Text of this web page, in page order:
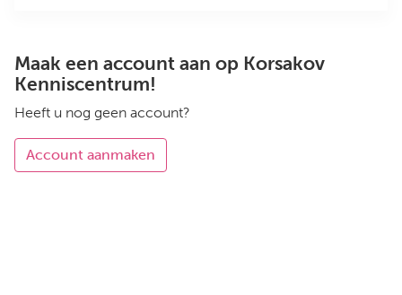
Maak een account aan op Korsakov
Kenniscentrum!
Heeft u nog geen account?
Account aanmaken